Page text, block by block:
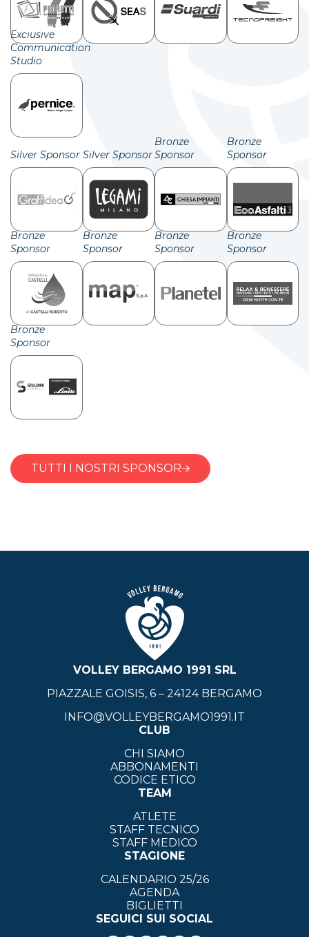
Exclusive
Communication
Studio
Silver Sponsor Silver Sponsor
Bronze
Sponsor
Bronze
Sponsor
Bronze
Sponsor
Bronze
Sponsor
Bronze
Sponsor
Bronze
Sponsor
Bronze
Sponsor
TUTTI I NOSTRI SPONSOR
VOLLEY BERGAMO 1991 SRL
PIAZZALE GOISIS, 6 – 24124 BERGAMO
INFO@VOLLEYBERGAMO1991.IT
CLUB
CHI SIAMO
ABBONAMENTI
CODICE ETICO
TEAM
ATLETE
STAFF TECNICO
STAFF MEDICO
STAGIONE
CALENDARIO 25/26
AGENDA
BIGLIETTI
SEGUICI SUI SOCIAL